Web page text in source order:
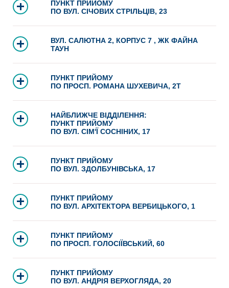
ПУНКТ ПРИЙОМУ
ПО ВУЛ. СІЧОВИХ СТРІЛЬЦІВ, 23
ВУЛ. САЛЮТНА 2, КОРПУС 7 , ЖК ФАЙНА
ТАУН
ПУНКТ ПРИЙОМУ
ПО ПРОСП. РОМАНА ШУХЕВИЧА, 2Т
НАЙБЛИЖЧЕ ВІДДІЛЕННЯ:
ПУНКТ ПРИЙОМУ
ПО ВУЛ. СІМ'Ї СОСНІНИХ, 17
ПУНКТ ПРИЙОМУ
ПО ВУЛ. ЗДОЛБУНІВСЬКА, 17
ПУНКТ ПРИЙОМУ
ПО ВУЛ. АРХІТЕКТОРА ВЕРБИЦЬКОГО, 1
ПУНКТ ПРИЙОМУ
ПО ПРОСП. ГОЛОСІЇВСЬКИЙ, 60
ПУНКТ ПРИЙОМУ
ПО ВУЛ. АНДРІЯ ВЕРХОГЛЯДА, 20